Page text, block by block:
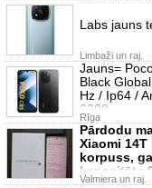
Labs jauns
Limbaži un raj.
Jauns=
Black
Hz / Ip64 /
6300
Rīga
Pārdodu
Xiaomi
korpuss,
kapacitāte
Valmiera un raj.